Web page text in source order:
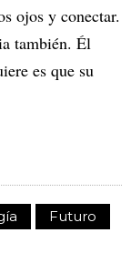
ojos y conectar.
también. Él
es que su
Futuro